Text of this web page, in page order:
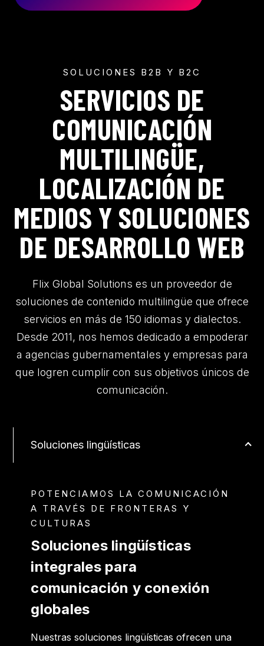
SOLUCIONES B2B Y B2C
SERVICIOS DE
COMUNICACIÓN
MULTILINGÜE,
LOCALIZACIÓN DE
MEDIOS Y SOLUCIONES
DE DESARROLLO WEB
Flix Global Solutions es un proveedor de
soluciones de contenido multilingüe que ofrece
servicios en más de 150 idiomas y dialectos.
Desde 2011, nos hemos dedicado a empoderar
a agencias gubernamentales y empresas para
que logren cumplir con sus objetivos únicos de
comunicación.
Soluciones lingüísticas
POTENCIAMOS LA COMUNICACIÓN
A TRAVÉS DE FRONTERAS Y
CULTURAS
Soluciones lingüísticas
integrales para
comunicación y conexión
globales
Nuestras soluciones lingüísticas ofrecen una